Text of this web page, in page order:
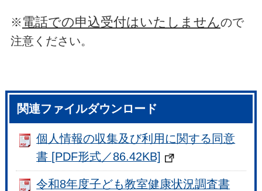
※ 電話での申込受付はいたしませんので
注意ください。
関連ファイルダウンロード
個人情報の収集及び利用に関する同意
書 [PDF形式／86.42KB]
令和8年度子ども教室健康状況調査書